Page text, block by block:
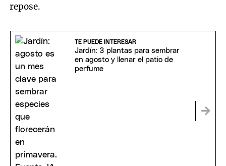
repose.
TE PUEDE INTERESAR
Jardín: 3 plantas para sembrar
en agosto y llenar el patio de
perfume